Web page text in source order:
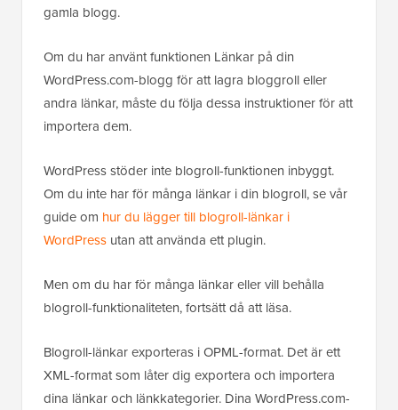
gamla blogg.
Om du har använt funktionen Länkar på din
WordPress.com-blogg för att lagra bloggroll eller
andra länkar, måste du följa dessa instruktioner för att
importera dem.
WordPress stöder inte blogroll-funktionen inbyggt.
Om du inte har för många länkar i din blogroll, se vår
guide om hur du lägger till blogroll-länkar i
WordPress utan att använda ett plugin.
Men om du har för många länkar eller vill behålla
blogroll-funktionaliteten, fortsätt då att läsa.
Blogroll-länkar exporteras i OPML-format. Det är ett
XML-format som låter dig exportera och importera
dina länkar och länkkategorier. Dina WordPress.com-